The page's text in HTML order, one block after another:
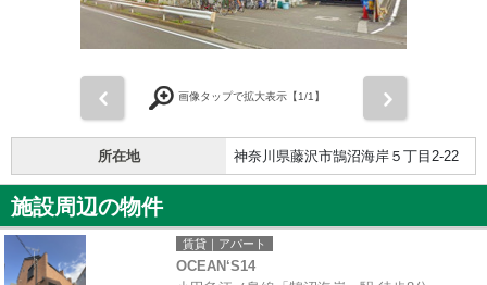
画像タップで拡大表示【1/1】
所在地 神奈川県藤沢市鵠沼海岸５丁目2-22
施設周辺の物件
賃貸｜アパート
OCEAN‘S14